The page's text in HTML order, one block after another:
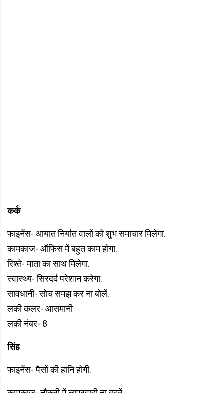
कर्क
फाइनेंस- आयात निर्यात वालों को शुभ समाचार मिलेगा.
कामकाज- ऑफिस में बहुत काम होगा.
रिश्ते- माता का साथ मिलेगा.
स्वास्थ्य- सिरदर्द परेशान करेगा.
सावधानी- सोच समझ कर ना बोलें.
लकी कलर- आसमानी
लकी नंबर- 8
सिंह
फाइनेंस- पैसों की हानि होगी.